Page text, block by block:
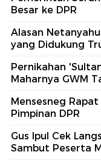
Besar ke DPR
Alasan
yang Didukung
Pernikahan
Maharnya GWM
Mensesneg
Pimpinan DPR
Gus Ipul Cek
Sambut Peserta